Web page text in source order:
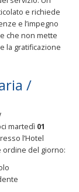
e richiede
e l’impegno
che non mette
la gratificazione
/
martedì 01
l’Hotel
ordine del giorno: